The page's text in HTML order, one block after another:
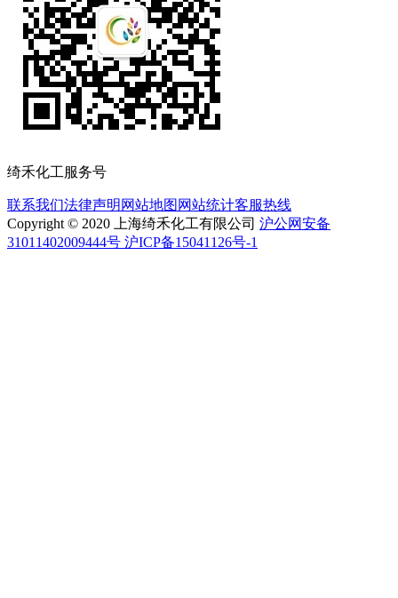
绮禾化工服务号
联系我们法律声明 网站地图 网站统计客服热线
Copyright © 2020 上海绮禾化工有限公司 沪公网安备
31011402009444号 沪ICP备15041126号-1